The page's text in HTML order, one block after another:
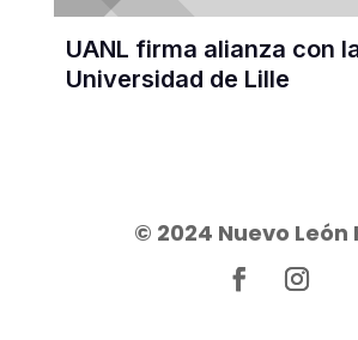
UANL firma alianza con
Universidad de Lille
© 2024 Nuevo León